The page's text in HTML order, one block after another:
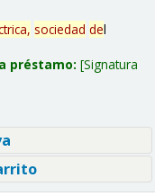
sociedad del
préstamo: Signatura